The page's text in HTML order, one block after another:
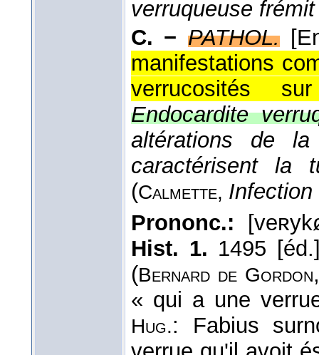
verruqueuse frémit
C. − PATHOL.
manifestations
verrucosités
Endocardite
altérations de
caractérisent la
(Calmette,
Prononc.:
Hist. 1. 1495
(Bernard de Gordon
« qui a une
Hug.: Fabius